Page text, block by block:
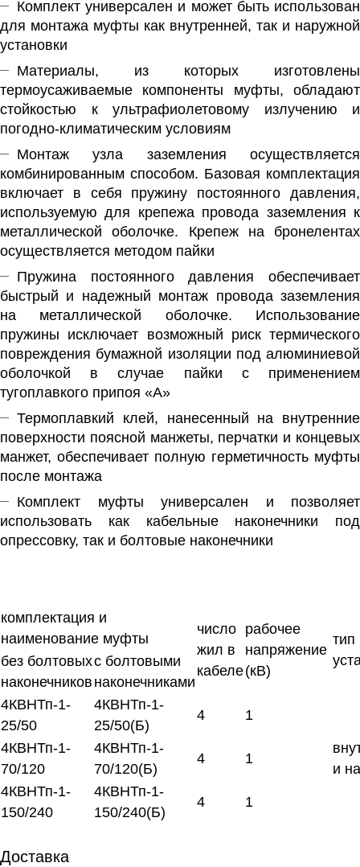
Комплект универсален и может быть использован
для монтажа муфты как внутренней, так и наружной
установки
Материалы, из которых изготовлены
термоусаживаемые компоненты муфты, обладают
стойкостью к ультрафиолетовому излучению и
погодно-климатическим условиям
Монтаж узла заземления осуществляется
комбинированным способом. Базовая комплектация
включает в себя пружину постоянного давления,
используемую для крепежа провода заземления к
металлической оболочке. Крепеж на бронелентах
осуществляется методом пайки
Пружина постоянного давления обеспечивает
быстрый и надежный монтаж провода заземления
на металлической оболочке. Использование
пружины исключает возможный риск термического
повреждения бумажной изоляции под алюминиевой
оболочкой в случае пайки с применением
тугоплавкого припоя «А»
Термоплавкий клей, нанесенный на внутренние
поверхности поясной манжеты, перчатки и концевых
манжет, обеспечивает полную герметичность муфты
после монтажа
Комплект муфты универсален и позволяет
использовать как кабельные наконечники под
опрессовку, так и болтовые наконечники
комплектация и
наименование муфты
число
жил в
кабеле
рабочее
напряжение
(кВ)
тип
без болтовых
наконечников
с болтовыми
наконечниками
4КВНТп-1-
25/50
4КВНТп-1-
25/50(Б)
4 1
и
4КВНТп-1-
70/120
4КВНТп-1-
70/120(Б)
4 1
4КВНТп-1-
150/240
4КВНТп-1-
150/240(Б)
4 1
Доставка